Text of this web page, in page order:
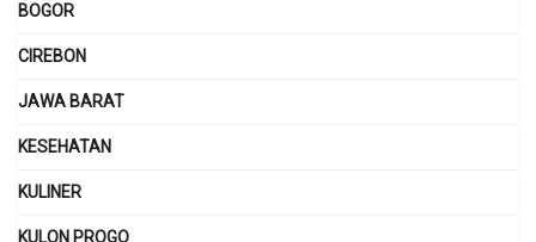
BOGOR
CIREBON
JAWA BARAT
KESEHATAN
KULINER
KULON PROGO